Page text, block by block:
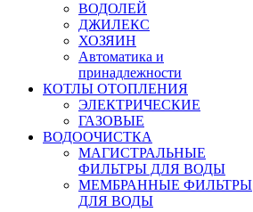
ВОДОЛЕЙ
ДЖИЛЕКС
ХОЗЯИН
Автоматика и
принадлежности
КОТЛЫ ОТОПЛЕНИЯ
ЭЛЕКТРИЧЕСКИЕ
ГАЗОВЫЕ
ВОДООЧИСТКА
МАГИСТРАЛЬНЫЕ
ФИЛЬТРЫ ДЛЯ ВОДЫ
МЕМБРАННЫЕ ФИЛЬТРЫ
ДЛЯ ВОДЫ